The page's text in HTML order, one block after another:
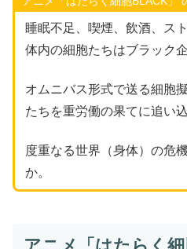
睡眠不足、喫煙、飲酒、ス
体内の細胞たちはブラック
オムニバス形式で送る細胞
たちを重労働の果てに追い
度重なる世界（身体）の危
か。